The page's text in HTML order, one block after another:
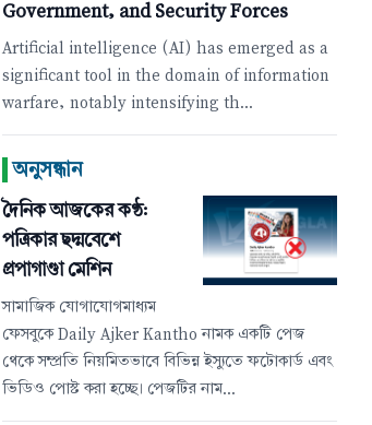
Government, and Security Forces
Artificial intelligence (AI) has emerged as a
significant tool in the domain of information
warfare, notably intensifying th...
অনুসন্ধান
দৈনিক আজকের কণ্ঠ:
পত্রিকার ছদ্মবেশে
প্রপাগাণ্ডা মেশিন
সামাজিক যোগাযোগমাধ্যম
ফেসবুকে Daily Ajker Kantho নামক একটি পেজ
থেকে সম্প্রতি নিয়মিতভাবে বিভিন্ন ইস্যুতে ফটোকার্ড এবং
ভিডিও পোস্ট করা হচ্ছে। পেজটির নাম...